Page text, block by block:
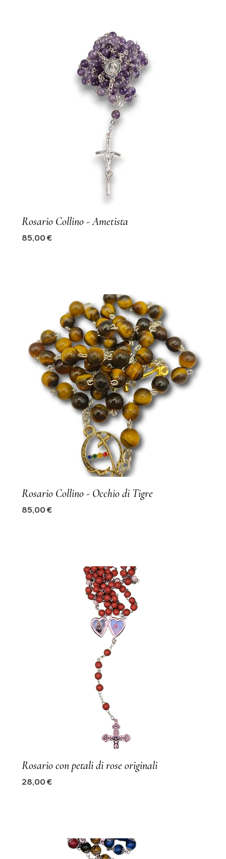
Rosario Collino - Ametista
Precio
85,00 €
Rosario Collino - Occhio di Tigre
Precio
85,00 €
Rosario con petali di rose originali
Precio
28,00 €